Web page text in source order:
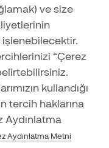
ve size
“Çerez
kullandığı
tercih haklarına
Aydınlatma
Aydınlatma Metni